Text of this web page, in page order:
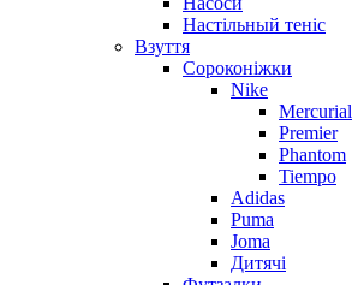
Настільный теніс
Взуття
Сороконіжки
Nike
Mercurial
Premier
Phantom
Tiempo
Adidas
Puma
Joma
Дитячі